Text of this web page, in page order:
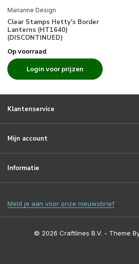
Marianne Design
Clear Stamps Hetty's Border
Lanterns (HT1640)
(DISCONTINUED)
Op voorraad
Login voor prijzen
Klantenservice
Mijn account
Informatie
Meld je aan voor onze nieuwsbrief
© 2026 Craftlines B.V. - Theme